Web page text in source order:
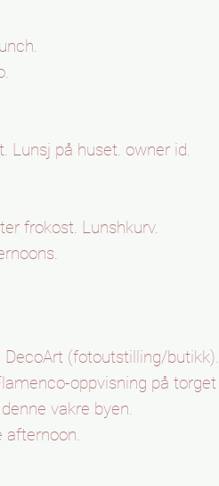
Lunsj på huset. owner id.
frokost. Lunshkurv.
(fotoutstilling/butikk).
oppvisning på torget
vakre byen.
afternoon.